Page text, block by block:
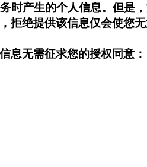
时产生的个人信息。但是
拒绝提供该信息仅会使您
息无需征求您的授权同意：